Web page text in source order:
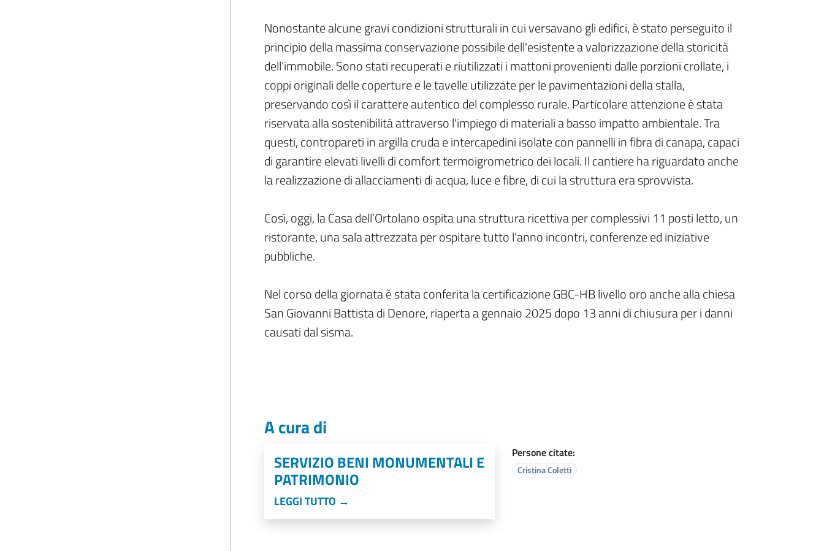
Nonostante alcune gravi condizioni strutturali in cui versavano gli edifici, è stato perseguito il
principio della massima conservazione possibile dell'esistente a valorizzazione della storicità
dell’immobile. Sono stati recuperati e riutilizzati i mattoni provenienti dalle porzioni crollate, i
coppi originali delle coperture e le tavelle utilizzate per le pavimentazioni della stalla,
preservando così il carattere autentico del complesso rurale. Particolare attenzione è stata
riservata alla sostenibilità attraverso l'impiego di materiali a basso impatto ambientale. Tra
questi, contropareti in argilla cruda e intercapedini isolate con pannelli in fibra di canapa, capaci
di garantire elevati livelli di comfort termoigrometrico dei locali. Il cantiere ha riguardato anche
la realizzazione di allacciamenti di acqua, luce e fibre, di cui la struttura era sprovvista.
Così, oggi, la Casa dell’Ortolano ospita una struttura ricettiva per complessivi 11 posti letto, un
ristorante, una sala attrezzata per ospitare tutto l’anno incontri, conferenze ed iniziative
pubbliche.
Nel corso della giornata è stata conferita la certificazione GBC-HB livello oro anche alla chiesa
San Giovanni Battista di Denore, riaperta a gennaio 2025 dopo 13 anni di chiusura per i danni
causati dal sisma.
A cura di
SERVIZIO BENI MONUMENTALI E
PATRIMONIO
LEGGI TUTTO →
Persone citate:
Cristina Coletti